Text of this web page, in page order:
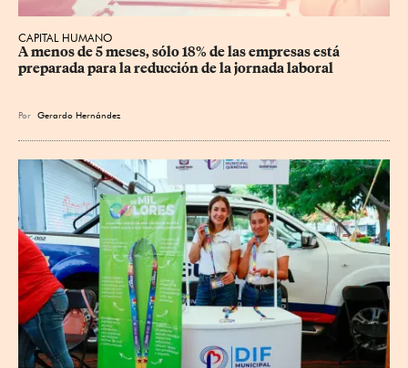
CAPITAL HUMANO
A menos de 5 meses, sólo 18% de las empresas está
preparada para la reducción de la jornada laboral
Por Gerardo Hernández